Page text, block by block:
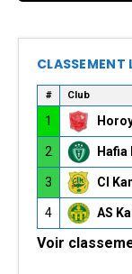
CLASSEMENT
# Club
1
2 Hafia
3 CI
4 AS
Voir